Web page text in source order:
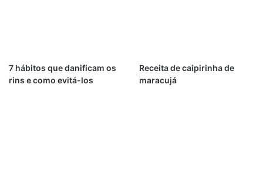
7 hábitos que danificam os
rins e como evitá-los
Receita de caipirinha de
maracujá